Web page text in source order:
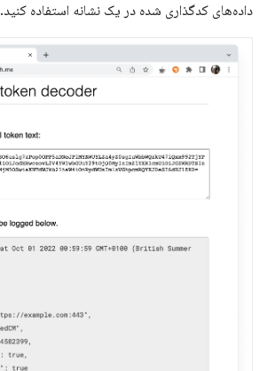
داده‌های کدگذاری شده در یک نشانه استفاده کنید.